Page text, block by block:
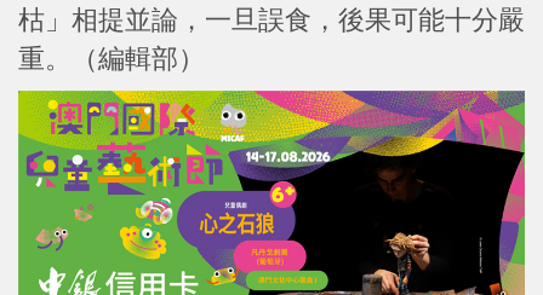
枯」相提並論，一旦誤食，後果可能十分嚴
重。（編輯部）